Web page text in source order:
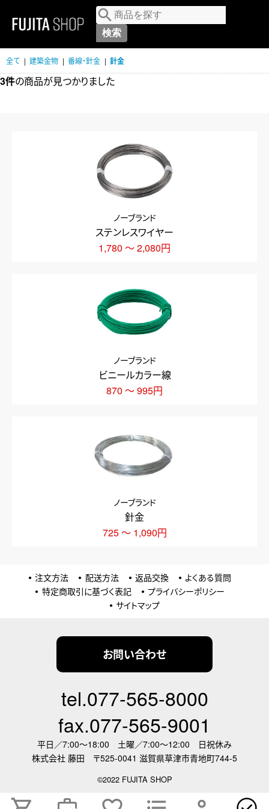
MENU
全て | 建築金物 | 番線・針金 | 針金
3件の商品が見つかりました
ステンレスワイヤー
ノーブランド
1,780 ～ 2,080円
ビニールカラー線
ノーブランド
870 ～ 995円
針金
ノーブランド
725 ～ 1,090円
注文方法 配送方法 返品交換
よくある質問
特定商取引に基づく表記
プライバシーポリシー
サイトマップ
お問い合わせ
tel.077-565-8000
fax.077-565-9001
平日／7:00～18:00
土曜／7:00～12:00 日祝休み
株式会社 藤田
〒525-0041 滋賀県草津市青地町744-5
©2022 FUJITA SHOP